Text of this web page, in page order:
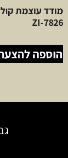
מודד עוצמת
ZI-7826
הוספה